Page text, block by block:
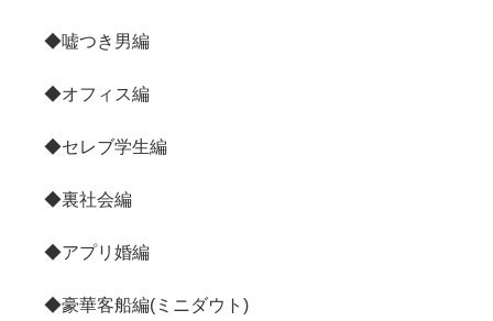
◆嘘つき男編
◆オフィス編
◆セレブ学生編
◆裏社会編
◆アプリ婚編
◆豪華客船編(ミニダウト)